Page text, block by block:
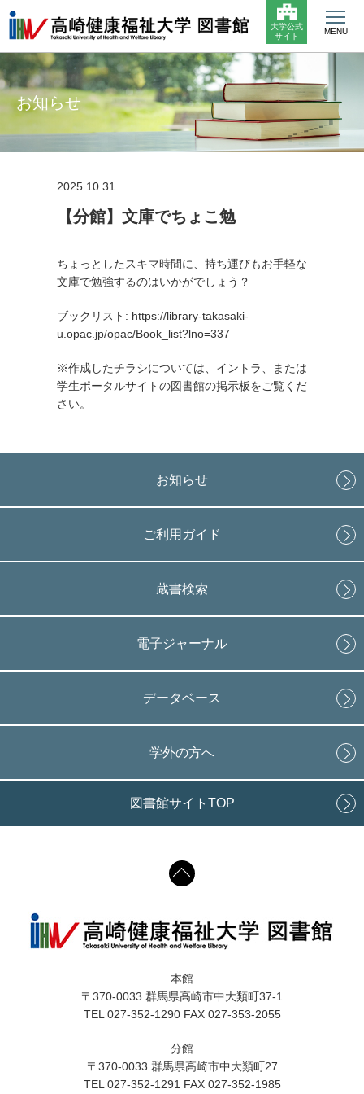
大学公式
サイト
MENU
お知らせ
2025.10.31
【分館】文庫でちょこ勉
ちょっとしたスキマ時間に、持ち運びもお手軽な
文庫で勉強するのはいかがでしょう？
ブックリスト: https://library-takasaki-
u.opac.jp/opac/Book_list?lno=337
※作成したチラシについては、イントラ、または
学生ポータルサイトの図書館の掲示板をご覧くだ
さい。
お知らせ
ご利用ガイド
蔵書検索
電子ジャーナル
データベース
学外の方へ
図書館サイトTOP
本館
〒370-0033 群馬県高崎市中大類町37-1
TEL 027-352-1290 FAX 027-353-2055
分館
〒370-0033 群馬県高崎市中大類町27
TEL 027-352-1291 FAX 027-352-1985